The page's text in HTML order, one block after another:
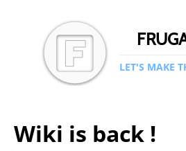
LET'S MAKE
Wiki is back !